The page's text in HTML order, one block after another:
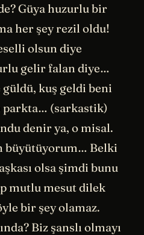
Güya huzurlu bir
her şey rezil oldu!
olsun diye
gelir falan diye…
kuş geldi beni
parkta… (sarkastik)
denir ya, o misal.
büyütüyorum… Belki
olsa şimdi bunu
mutlu mesut dilek
bir şey olamaz.
Biz şanslı olmayı